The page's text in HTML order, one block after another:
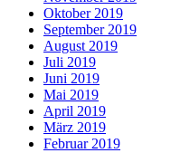
Oktober 2019
September 2019
August 2019
Juli 2019
Juni 2019
Mai 2019
April 2019
März 2019
Februar 2019